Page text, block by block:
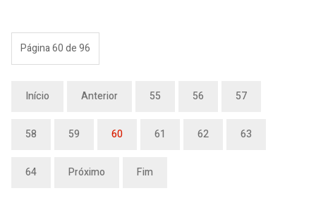
Página 60 de 96
Início Anterior 55 56 57
58 59 60 61 62 63
64 Próximo Fim